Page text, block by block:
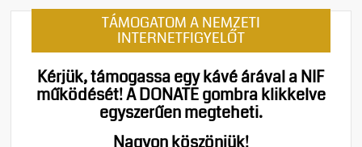
TÁMOGATOM A NEMZETI
INTERNETFIGYELŐT
Kérjük, támogassa egy kávé árával a NIF
működését!A DONATE gombra klikkelve
egyszerűen megteheti.